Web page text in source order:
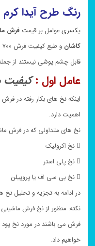
رنگ طرح آیدا کرم ۷۰۰ شانه کاشان:
یکسری عوامل بر قیمت
کاشان
قابل چشم پوشی نیستند از
عامل اول : کیفیت
اینکه نخ های بکار رفته در
اهمیت دارد.
نخ های متداولی که در فرش
 نخ اکرولیک
 نخ پلی استر
 نخ بی سی اف یا پروپیلن
در ادامه به تجزیه و تحلیل نخ
نکته: منظور از نخ فرش
فرش می باشند در مورد نخ
خواهیم داد.